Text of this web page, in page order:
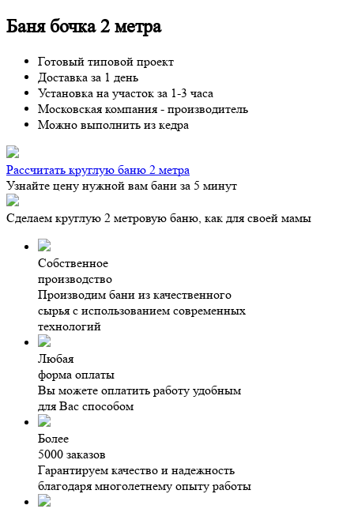
Баня бочка 2 метра
Готовый типовой проект
Доставка за 1 день
Установка на участок за 1-3 часа
Московская компания - производитель
Можно выполнить из кедра
Рассчитать круглую баню 2 метра
Узнайте цену нужной вам бани за 5 минут
Сделаем круглую 2 метровую баню, как для своей мамы
Собственное
производство
Производим бани из качественного
сырья с использованием современных
технологий
Любая
форма оплаты
Вы можете оплатить работу удобным
для Вас способом
Более
5000 заказов
Гарантируем качество и надежность
благодаря многолетнему опыту работы